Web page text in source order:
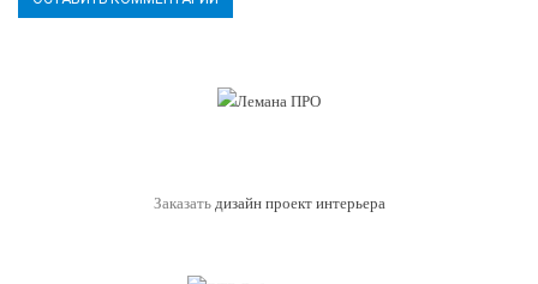
Заказать дизайн проект интерьера